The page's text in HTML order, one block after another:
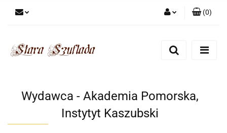
Zarejestruj się
(0)
Wydawca - Akademia Pomorska,
Instytyt Kaszubski